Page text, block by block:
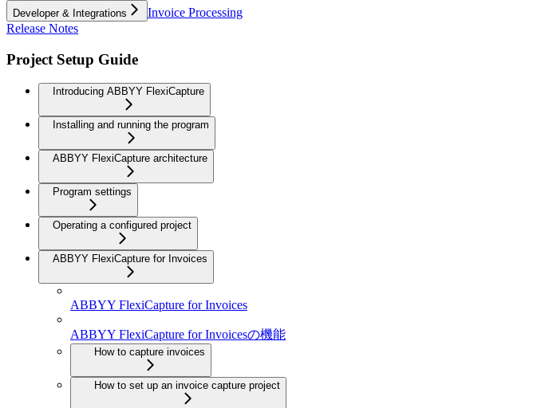
Developer & Integrations
Invoice Processing
Release Notes
Project Setup Guide
Introducing ABBYY FlexiCapture
Installing and running the program
ABBYY FlexiCapture architecture
Program settings
Operating a configured project
ABBYY FlexiCapture for Invoices
ABBYY FlexiCapture for Invoices
ABBYY FlexiCapture for Invoicesの機能
How to capture invoices
How to set up an invoice capture project